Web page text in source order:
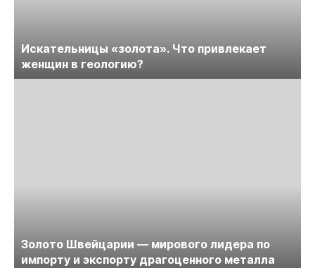
Искательницы «золота». Что привлекает
женщин в геологию?
Золото Швейцарии — мирового лидера по
импорту и экспорту драгоценного металла